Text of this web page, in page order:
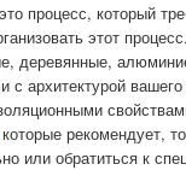
процесс, который
этот
деревянные,
с архитектурой
которые рекомендует,
или обратиться к